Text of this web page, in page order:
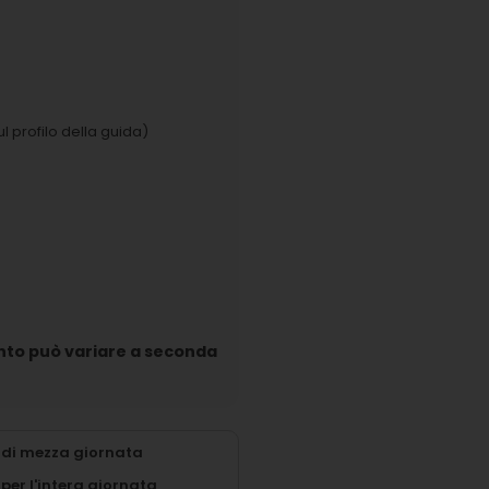
profilo della guida)
può variare a seconda
mezza giornata